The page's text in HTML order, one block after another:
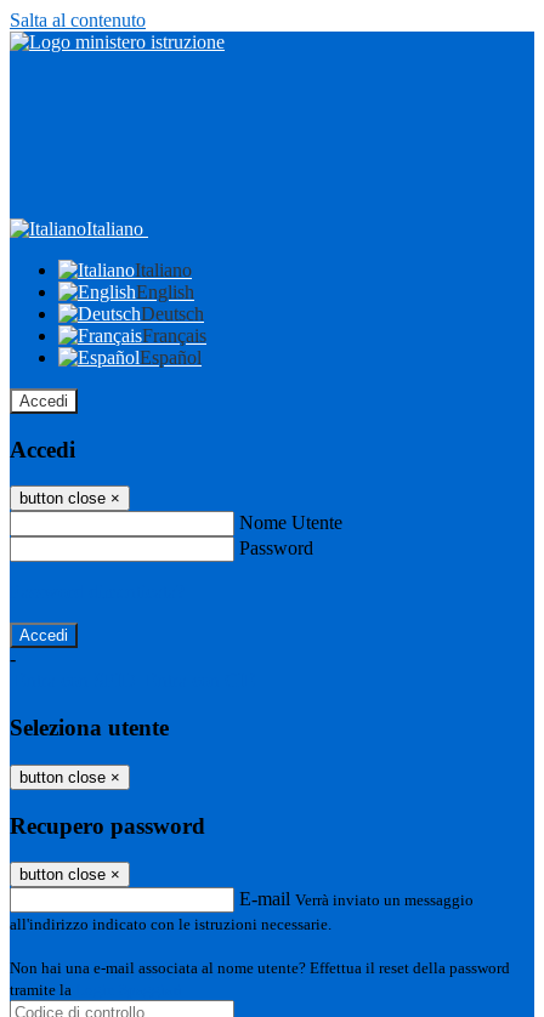
Salta al contenuto
Italiano
Italiano
English
Deutsch
Français
Español
Accedi
Accedi
button close ×
Nome Utente
Password
-
Seleziona utente
button close ×
Recupero password
button close ×
E-mail Verrà inviato un messaggio
all'indirizzo indicato con le istruzioni necessarie.
Non hai una e-mail associata al nome utente? Effettua il reset della password
tramite la